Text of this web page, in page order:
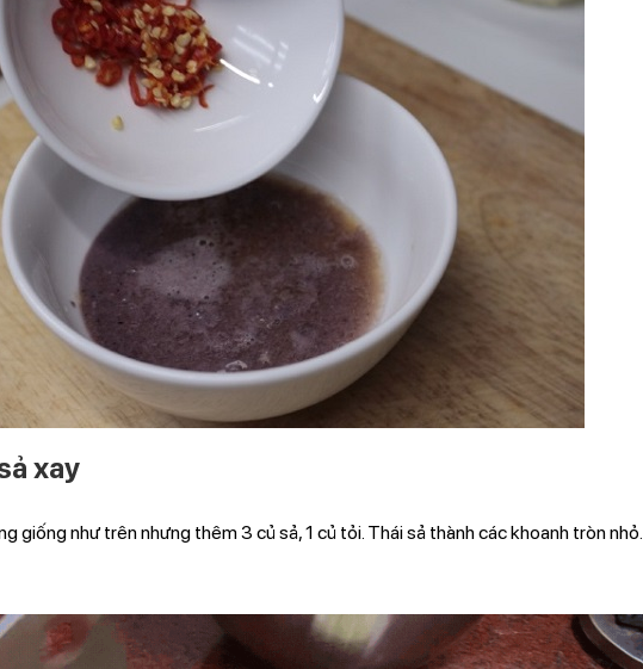
xay
giống như trên nhưng thêm 3 củ sả, 1 củ tỏi. Thái sả thành các khoanh tròn nhỏ.